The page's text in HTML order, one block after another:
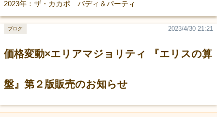
2023年：ザ・カカポ バディ＆パーティ
価格変動×エリアマジョリティ 『エリスの算
盤』第２版販売のお知らせ
2023/4/30 21:21
ブログ